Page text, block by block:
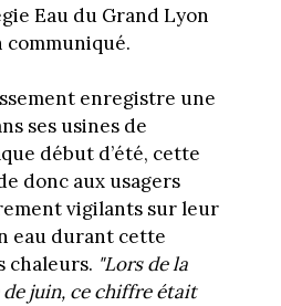
Eau du Grand Lyon
communiqué.
enregistre une
ses usines de
début d’été, cette
donc aux usagers
vigilants sur leur
eau durant cette
chaleurs. "Lors de la
juin, ce chiffre était